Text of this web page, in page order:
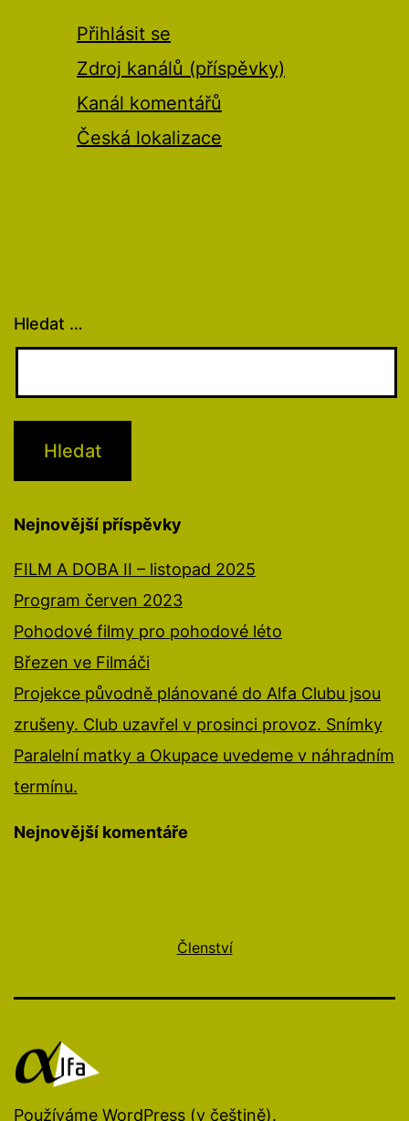
Přihlásit se
Zdroj kanálů (příspěvky)
Kanál komentářů
Česká lokalizace
Hledat …
Nejnovější příspěvky
FILM A DOBA II – listopad 2025
Program červen 2023
Pohodové filmy pro pohodové léto
Březen ve Filmáči
Projekce původně plánované do Alfa Clubu jsou
zrušeny. Club uzavřel v prosinci provoz. Snímky
Paralelní matky a Okupace uvedeme v náhradním
termínu.
Nejnovější komentáře
Členství
Používáme WordPress (v češtině).